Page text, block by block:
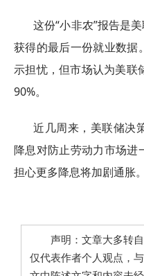
这份“小非农”报告是
获得的最后一份就业数据
示担忧，但市场认为美联
90%。
近几周来，美联储决
降息对防止劳动力市场进
担心更多降息将加剧通胀。
声明：文章大多转自
仅代表作者个人观点，